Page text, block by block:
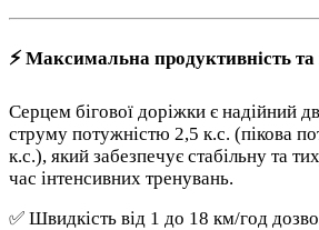
⚡ Максимальна продуктивність та
Серцем бігової доріжки є надійний
струму потужністю 2,5 к.с. (пікова
к.с.), який забезпечує стабільну та
час інтенсивних тренувань.
✅ Швидкість від 1 до 18 км/год